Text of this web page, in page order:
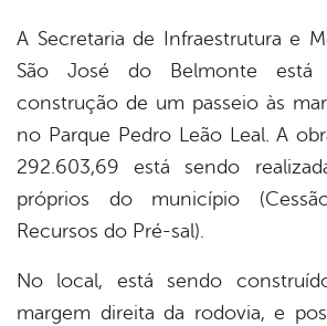
A Secretaria de Infraestrutura e
São José do Belmonte está
construção de um passeio às
no Parque Pedro Leão Leal. A
292.603,69 está sendo
próprios do município
Recursos do Pré-sal).
No local, está sendo
margem direita da rodovia, e